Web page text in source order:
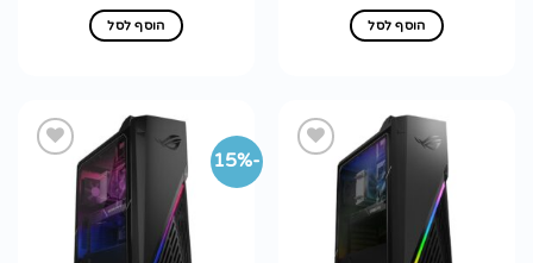
הוסף לסל הוסף לסל
-15%